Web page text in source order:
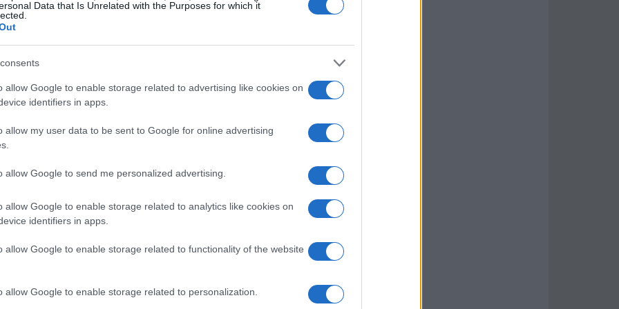
Data that Is Unrelated with the Purposes for which it
allow Google to enable storage related to advertising like cookies on
identifiers in apps.
allow my user data to be sent to Google for online advertising
allow Google to send me personalized advertising.
allow Google to enable storage related to analytics like cookies on
identifiers in apps.
allow Google to enable storage related to functionality of the website
allow Google to enable storage related to personalization.
la sua strategia di gioco. L’italiano ha
di prendere il controllo del campo e
sottolineato da Andy Roddick, Sinner è
campo a Djokovic, un’impresa che pochi
sua capacità di mantenere la pressione